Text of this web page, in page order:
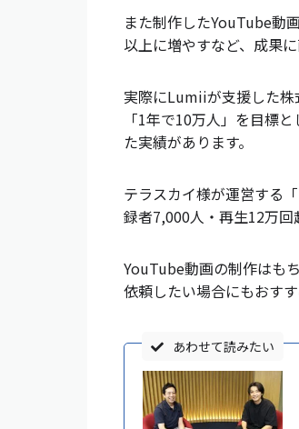
また制作したYouTube動
以上に増やすなど、成果
実際にLumiiが支援した株
「1年で10万人」を目標
た実績があります。
テラスカイ様が運営する
録者7,000人・再生12万回
YouTube動画の制作はも
依頼したい場合にもおすす
あわせて読みたい